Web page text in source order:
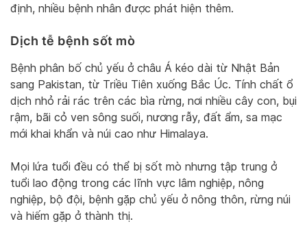
định, nhiều bệnh nhân được phát hiện thêm.
Dịch tễ bệnh sốt mò
Bệnh phân bố chủ yếu ở châu Á kéo dài từ Nhật Bản
sang Pakistan, từ Triều Tiên xuống Bắc Úc. Tính chất ổ
dịch nhỏ rải rác trên các bìa rừng, nơi nhiều cây con, bụi
rậm, bãi cỏ ven sông suối, nương rẫy, đất ẩm, sa mạc
mới khai khẩn và núi cao như Himalaya.
Mọi lứa tuổi đều có thể bị sốt mò nhưng tập trung ở
tuổi lao động trong các lĩnh vực lâm nghiệp, nông
nghiệp, bộ đội, bệnh gặp chủ yếu ở nông thôn, rừng núi
và hiếm gặp ở thành thị.